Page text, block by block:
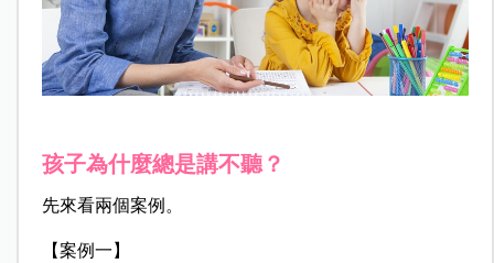
孩子為什麼總是講不聽？
先來看兩個案例。
【案例一】